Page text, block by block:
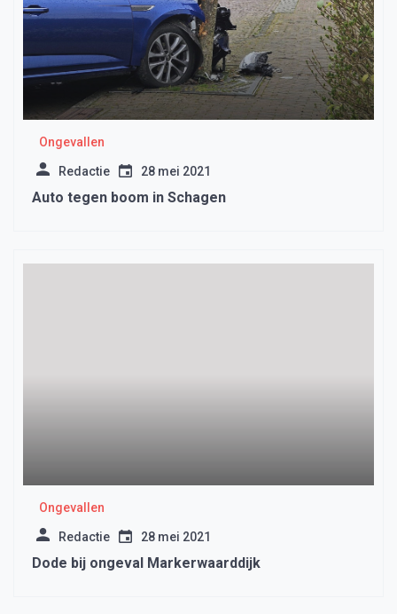
Ongevallen
Redactie 28 mei 2021
Auto tegen boom in Schagen
Ongevallen
Redactie 28 mei 2021
Dode bij ongeval Markerwaarddijk